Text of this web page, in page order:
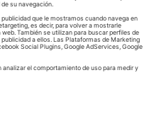
le
ningún SMS